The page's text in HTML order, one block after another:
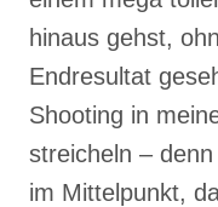
hinaus gehst,
Endresultat
Shooting in
streicheln –
im Mittelpunkt,